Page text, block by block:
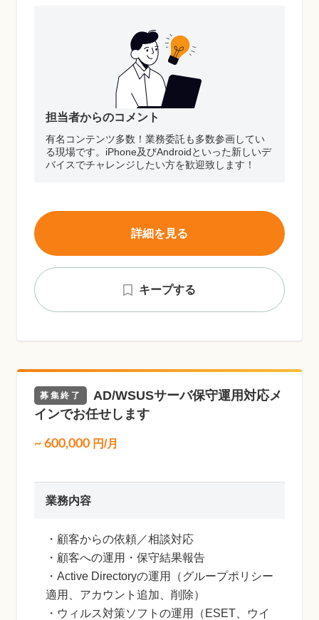
担当者からのコメント
有名コンテンツ多数！業務委託も多数参画してい
る現場です。iPhone及びAndroidといった新しいデ
バイスでチャレンジしたい方を歓迎致します！
キープする
詳細を見る
募集終了
AD/WSUSサーバ保守運用対応メ
インでお任せします
~ 600,000 円/月
業務内容
・顧客からの依頼／相談対応
・顧客への運用・保守結果報告
・Active Directoryの運用（グループポリシー
適用、アカウント追加、削除）
・ウィルス対策ソフトの運用（ESET、ウイ